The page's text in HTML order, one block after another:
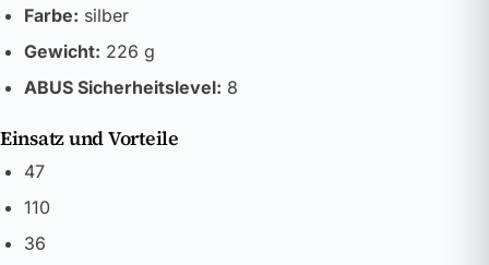
Farbe: silber
Gewicht: 226 g
ABUS Sicherheitslevel: 8
Einsatz und Vorteile
47
110
36